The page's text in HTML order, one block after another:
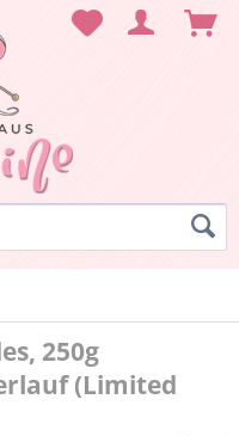
250g
(Limited